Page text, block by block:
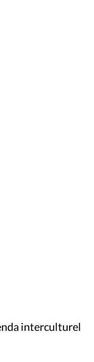
interculturel